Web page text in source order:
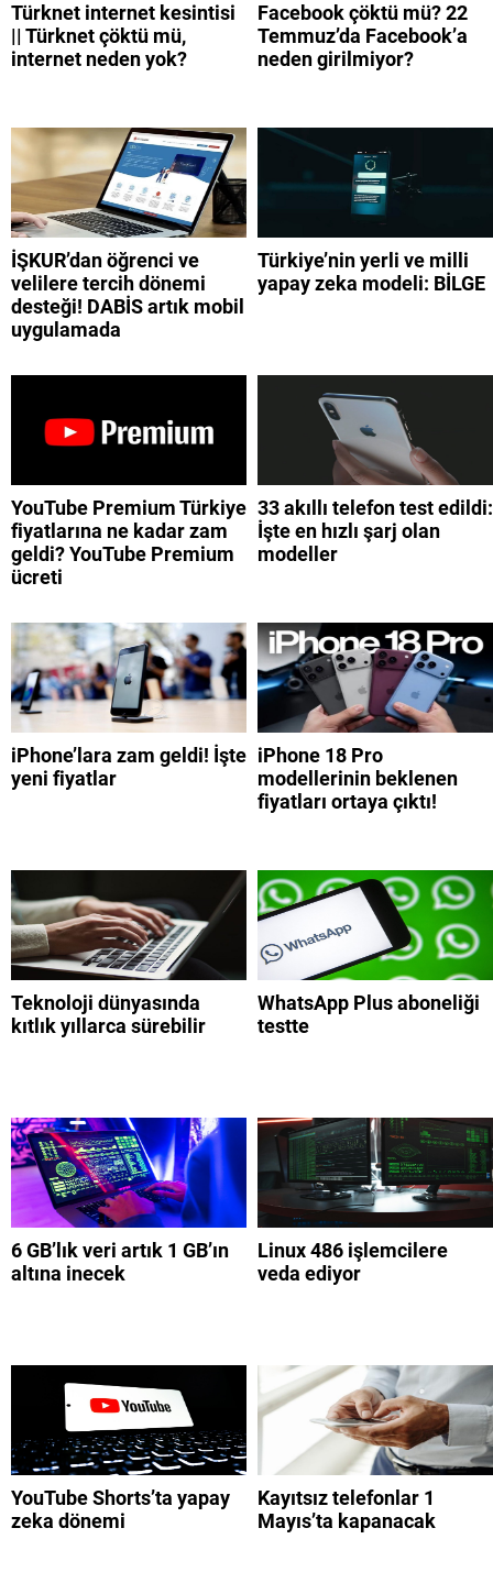
Türknet internet kesintisi
|| Türknet çöktü mü,
internet neden yok?
Facebook çöktü mü? 22
Temmuz’da Facebook’a
neden girilmiyor?
İŞKUR’dan öğrenci ve
velilere tercih dönemi
desteği! DABİS artık mobil
uygulamada
Türkiye’nin yerli ve milli
yapay zeka modeli: BİLGE
YouTube Premium Türkiye
fiyatlarına ne kadar zam
geldi? YouTube Premium
ücreti
33 akıllı telefon test edildi:
İşte en hızlı şarj olan
modeller
iPhone’lara zam geldi! İşte
yeni fiyatlar
iPhone 18 Pro
modellerinin beklenen
fiyatları ortaya çıktı!
Teknoloji dünyasında
kıtlık yıllarca sürebilir
WhatsApp Plus aboneliği
testte
6 GB’lık veri artık 1 GB’ın
altına inecek
Linux 486 işlemcilere
veda ediyor
YouTube Shorts’ta yapay
zeka dönemi
Kayıtsız telefonlar 1
Mayıs’ta kapanacak